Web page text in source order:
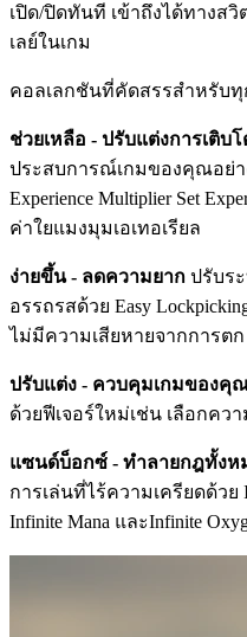
เปิด/ปิดทันที เข้าถึงได้ทางส
เลย์ในเกม
คอลเลกชันที่คัดสรรสำหรับทุ
ช่วยเหลือ - ปรับแต่งการเติ
ประสบการณ์เกมของคุณอย่า
Experience Multiplier Set
ค่าใยแมงมุมเอเทอเรียล
ง่ายขึ้น - ลดความยาก ปรับร
อรรถรสด้วย Easy
ไม่มีความเสียหายจากการต
ปรับแต่ง - ควบคุมเกมของคุ
ด้วยฟีเจอร์ใหม่เช่น เลือกคว
แซนด์บ็อกซ์ - ทำลายกฎทั้งห
การเล่นที่ไร้ความเครียดด้วย
Infinite Mana และInfinite